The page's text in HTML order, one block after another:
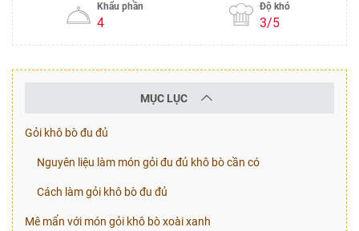
Khẩu phần
4
Độ khó
3/5
MỤC LỤC
Gỏi khô bò đu đủ
Nguyên liệu làm món gỏi đu đủ khô bò cần có
Cách làm gỏi khô bò đu đủ
Mê mẩn với món gỏi khô bò xoài xanh